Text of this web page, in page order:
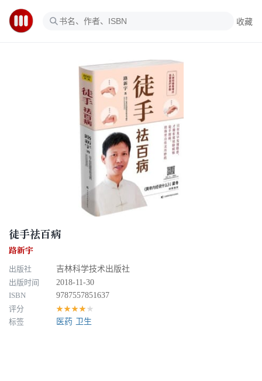
收藏
徒手祛百病
路新宇
出版社
吉林科学技术出版社
出版时间
2018-11-30
ISBN
9787557851637
评分
★★★★★
标签 医药 卫生